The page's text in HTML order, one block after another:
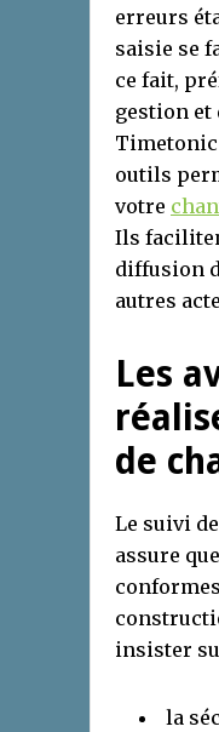
erreurs
saisie se
ce fait,
gestion et
Timetonic
outils
votre
Ils
diffusion
autres
Les
de
Le suivi
assure
insister
la